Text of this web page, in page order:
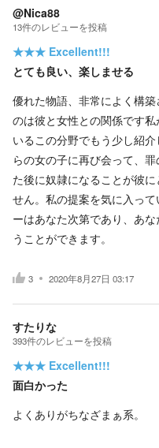
@Nica88
13件のレビューを投稿
★★★ Excellent!!!
とても良い、楽しませる
優れた物語、非常によく構
のは彼と女性との関係です
いるこの分野でもう少し紹
らの女の子に再び会って、
た後に奴隷になることが彼
せん。私の提案を気に入っ
ーはあなた次第であり、あ
うことができます。
3 2020年8月27日 03:17
すたりな
393件のレビューを投稿
★★★ Excellent!!!
面白かった
よくありがちなざまぁ系。